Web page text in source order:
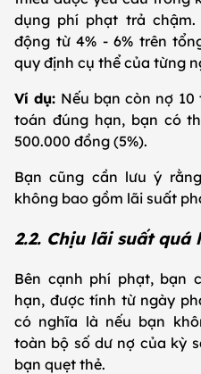
dụng phí phạt trả
động từ 4% - 6% trên
quy định cụ thể của từng
Ví dụ: Nếu bạn còn nợ
toán đúng hạn, bạn có
500.000 đồng (5%).
Bạn cũng cần lưu ý
không bao gồm lãi suất
2.2. Chịu lãi suất quá
Bên cạnh phí phạt, bạn
hạn, được tính từ ngày
có nghĩa là nếu bạn
toàn bộ số dư nợ của kỳ
bạn quẹt thẻ.